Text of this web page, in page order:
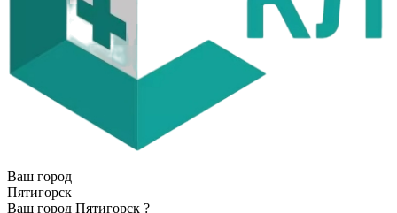
Ваш город
Пятигорск
Ваш город Пятигорск ?